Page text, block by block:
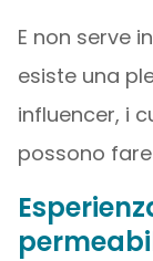
E non serve
esiste una
influencer, i
possono